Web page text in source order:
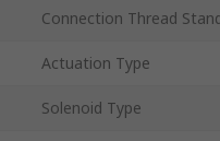
Connection Thread
Actuation Type
Solenoid Type